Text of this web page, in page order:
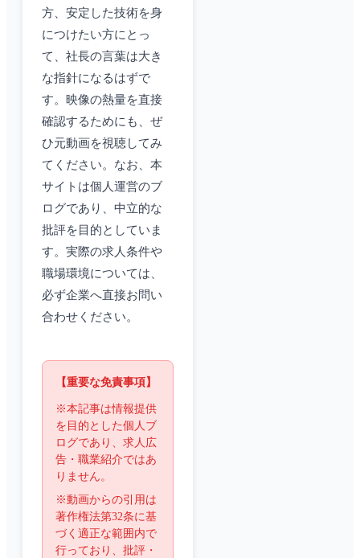
方、安定した技術を身
につけたい方にとっ
て、社長の言葉は大き
な指針になるはずで
す。映像の熱量を直接
確認するためにも、ぜ
ひ元動画を視聴してみ
てください。なお、本
サイトは個人運営のブ
ログであり、中立的な
批評を目的としていま
す。実際の求人条件や
職場環境については、
必ず企業へ直接お問い
合わせください。
【重要な免責事項】
※本記事は情報提供
を目的とした個人ブ
ログであり、求人広
告・職業紹介ではあ
りません。
※動画からの引用は
著作権法第32条に基
づく適正な範囲内で
行っており、批評・